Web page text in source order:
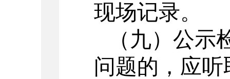
现场记录。
（九）公示
问题的，应